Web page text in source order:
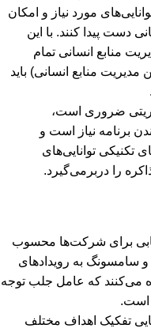
مورد نیاز و امکان
دست پیدا کنند. با این
منابع انسانی تمام
مدیریت منابع انسانی) باید
ضروری است،
برنامه نیاز است و
تکنیکی توانایی‌های
را دربرمی‌گیرد.
ﺑﺮای ﺷﺮﮐﺖ‌ﻫﺎ ﻣﺤﺴﻮب
ﺑﻪ روﯾﺪادﻫﺎی
ﻣﯽ‌ﮐﻨﻨﺪ ﮐﻪ ﻋﺎﻣﻞ ﺟﻠﺐ ﺗﻮﺟﻪ
اﺳﺖ.
تفکیک اهداف مختلف